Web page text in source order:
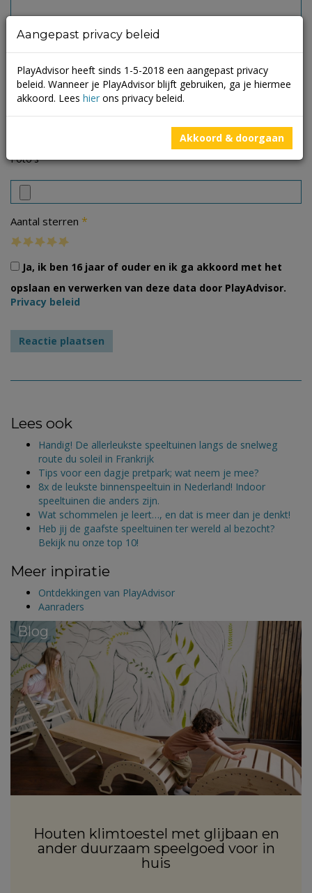
Foto's
Aantal sterren *
Ja, ik ben 16 jaar of ouder en ik ga akkoord met het
opslaan en verwerken van deze data door PlayAdvisor.
Privacy beleid
Lees ook
Handig! De allerleukste speeltuinen langs de snelweg
route du soleil in Frankrijk
Tips voor een dagje pretpark; wat neem je mee?
8x de leukste binnenspeeltuin in Nederland! Indoor
speeltuinen die anders zijn.
Wat schommelen je leert…, en dat is meer dan je denkt!
Heb jij de gaafste speeltuinen ter wereld al bezocht?
Bekijk nu onze top 10!
Meer inpiratie
Ontdekkingen van PlayAdvisor
Aanraders
Blog
Houten klimtoestel met glijbaan en
ander duurzaam speelgoed voor in
huis
Aangepast privacy beleid
PlayAdvisor heeft sinds 1-5-2018 een aangepast privacy
beleid. Wanneer je PlayAdvisor blijft gebruiken, ga je hiermee
akkoord. Lees hier ons privacy beleid.
Akkoord & doorgaan